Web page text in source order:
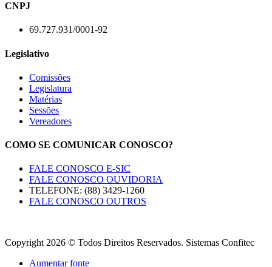
CNPJ
69.727.931/0001-92
Legislativo
Comissões
Legislatura
Matérias
Sessões
Vereadores
COMO SE COMUNICAR CONOSCO?
FALE CONOSCO E-SIC
FALE CONOSCO OUVIDORIA
TELEFONE: (88) 3429-1260
FALE CONOSCO OUTROS
Copyright 2026 © Todos Direitos Reservados. Sistemas Confitec
Aumentar fonte